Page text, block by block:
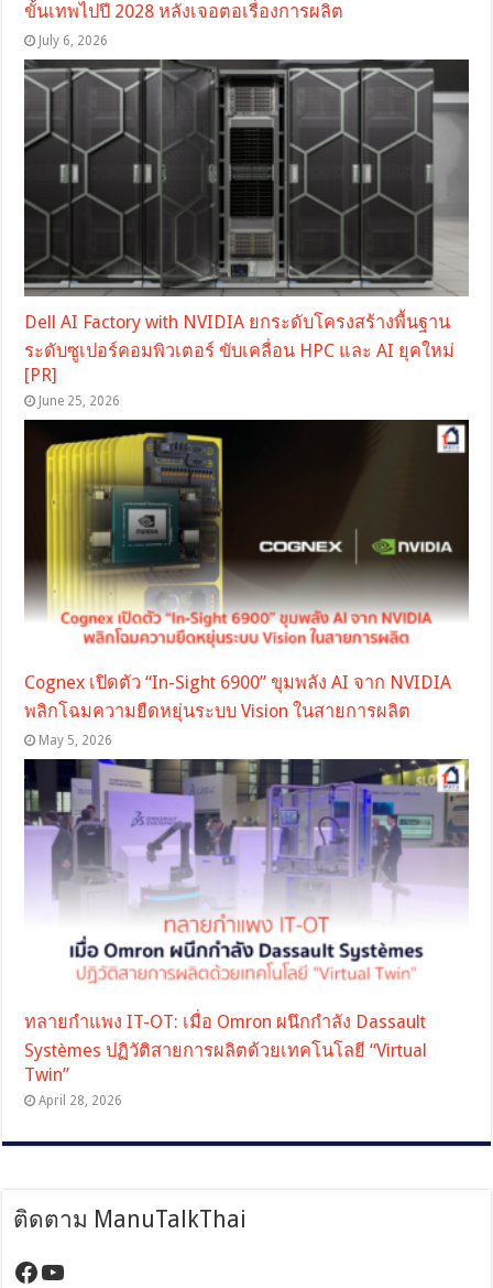
ขั้นเทพไปปี 2028 หลังเจอตอเรื่องการผลิต
July 6, 2026
Dell AI Factory with NVIDIA ยกระดับโครงสร้างพื้นฐาน
ระดับซูเปอร์คอมพิวเตอร์ ขับเคลื่อน HPC และ AI ยุคใหม่
[PR]
June 25, 2026
Cognex เปิดตัว “In-Sight 6900” ขุมพลัง AI จาก NVIDIA
พลิกโฉมความยืดหยุ่นระบบ Vision ในสายการผลิต
May 5, 2026
ทลายกำแพง IT-OT: เมื่อ Omron ผนึกกำลัง Dassault
Systèmes ปฏิวัติสายการผลิตด้วยเทคโนโลยี “Virtual
Twin”
April 28, 2026
ติดตาม ManuTalkThai
https://www.facebook.com/
YouTube